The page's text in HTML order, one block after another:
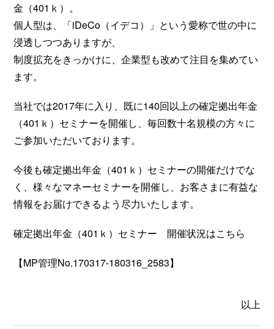
金（401ｋ）。
個人型は、「iDeCo（イデコ）」という愛称で世の中に
浸透しつつありますが、
制度拡充をきっかけに、企業型も改めて注目を集めてい
ます。
当社では2017年に入り、既に140回以上の確定拠出年金
（401ｋ）セミナーを開催し、毎回数十名規模の方々に
ご参加いただいております。
今後も確定拠出年金（401ｋ）セミナーの開催だけでな
く、様々なマネーセミナーを開催し、お客さまに有益な
情報をお届けできるよう尽力いたします。
確定拠出年金（401ｋ）セミナー 開催状況はこちら
【MP管理No.170317-180316_2583】
以上